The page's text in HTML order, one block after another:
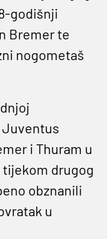
godišnji
Bremer te
nogometaš
i Thuram u
drugog
obznanili
u